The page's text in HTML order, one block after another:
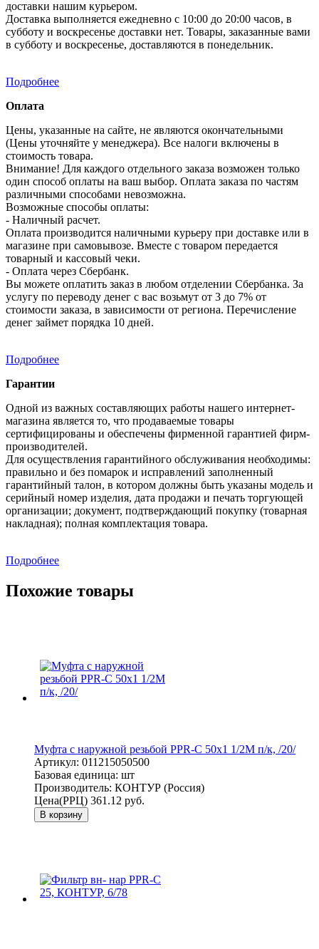
доставки нашим курьером.
Доставка выполняется ежедневно с 10:00 до 20:00 часов, в
субботу и воскресенье доставки нет. Товары, заказанные вами
в субботу и воскресенье, доставляются в понедельник.
Подробнее
Оплата
Цены, указанные на сайте, не являются окончательными
(Цены уточняйте у менеджера). Все налоги включены в
стоимость товара.
Внимание! Для каждого отдельного заказа возможен только
один способ оплаты на ваш выбор. Оплата заказа по частям
различными способами невозможна.
Возможные способы оплаты:
- Наличный расчет.
Оплата производится наличными курьеру при доставке или в
магазине при самовывозе. Вместе с товаром передается
товарный и кассовый чеки.
- Оплата через Сбербанк.
Вы можете оплатить заказ в любом отделении Сбербанка. За
услугу по переводу денег с вас возьмут от 3 до 7% от
стоимости заказа, в зависимости от региона. Перечисление
денег займет порядка 10 дней.
Подробнее
Гарантии
Одной из важных составляющих работы нашего интернет-
магазина является то, что продаваемые товары
сертифицированы и обеспечены фирменной гарантией фирм-
производителей.
Для осуществления гарантийного обслуживания необходимы:
правильно и без помарок и исправлений заполненный
гарантийный талон, в котором должны быть указаны модель и
серийный номер изделия, дата продажи и печать торгующей
организации; документ, подтверждающий покупку (товарная
накладная); полная комплектация товара.
Подробнее
Похожие товары
Муфта с наружной резьбой PPR-C 50х1 1/2M п/к, /20/
Артикул: 011215050500
Базовая единица: шт
Производитель: КОНТУР (Россия)
Цена(РРЦ) 361.12 руб.
В корзину